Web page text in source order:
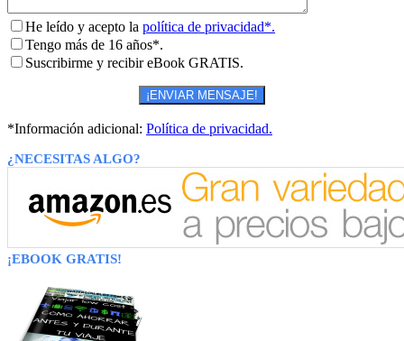
He leído y acepto la política de privacidad*.
Tengo más de 16 años*.
Suscribirme y recibir eBook GRATIS.
*Información adicional: Política de privacidad.
¿NECESITAS ALGO?
¡EBOOK GRATIS!